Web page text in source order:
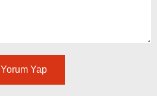
Yorum Yap